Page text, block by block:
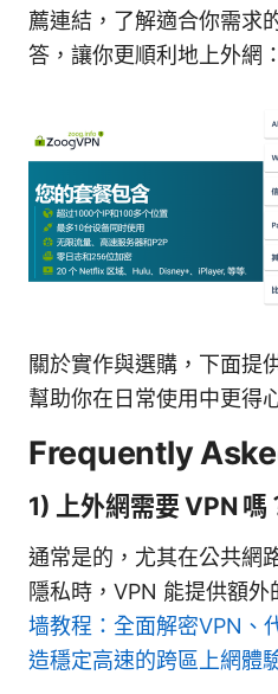
薦連結，了解適合你需求
答，讓你更順利地上外網：
關於實作與選購，下面提
幫助你在日常使用中更得
Frequently
1) 上外網需要 VPN 嗎
通常是的，尤其在公共網
隱私時，VPN 能提供額外
墙教程：全面解密VPN、
造穩定高速的跨區上網體